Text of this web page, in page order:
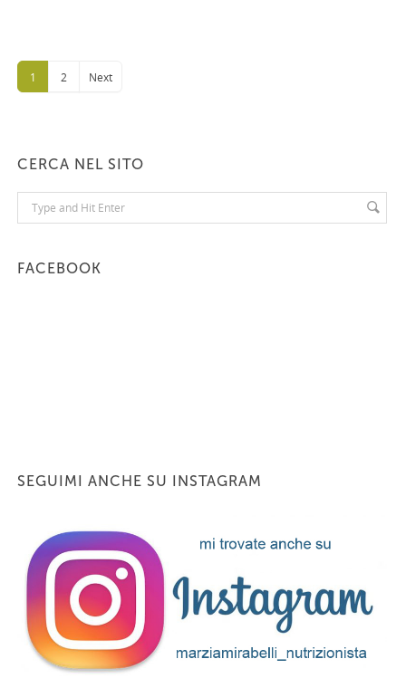
1 2 Next
CERCA NEL SITO
FACEBOOK
SEGUIMI ANCHE SU INSTAGRAM